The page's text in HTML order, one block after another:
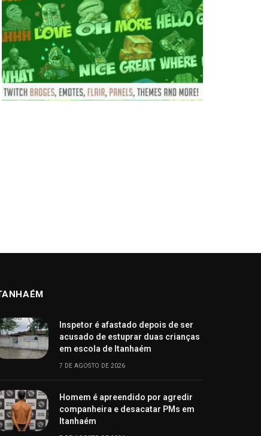
Inspetor é afastado depois de ser
acusado de estuprar duas crianças
em escola de Itanhaém
7 DE AGOSTO DE 2026
Homem é apreendido por agredir
companheira e desacatar PMs em
Itanhaém